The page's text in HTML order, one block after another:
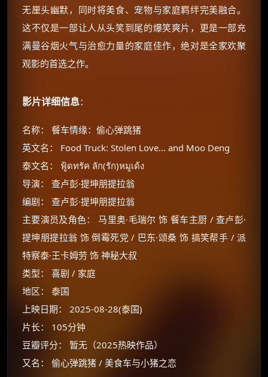
无厘头幽默，同时将美食、宠物与家庭羁绊完美融合。
这不仅是一部让人从头笑到尾的爆笑爽片，更是一部充
满曼谷烟火气与治愈力量的家庭佳作，绝对是全家欢聚
观影的首选之作。
影片详细信息：
名称： 餐车情缘：偷心弹跳猪
英文名： Food Truck: Stolen Love... and Moo Deng
泰文名： ฟู้ดทรัค ลัก(รัก)หมูเด้ง
导演： 查卢彭·提坤朋提拉翁
编剧： 查卢彭·提坤朋提拉翁
主要演员及角色： 马里奥·毛瑞尔 饰 餐车主厨 / 查卢彭·
提坤朋提拉翁 饰 倒霉死党 / 巴东·颂桑 饰 搞笑帮手 / 派
特察泰·王卡姆劳 饰 神秘大叔
类型： 喜剧 / 家庭
地区： 泰国
上映日期： 2025-08-28(泰国)
片长： 105分钟
豆瓣评分： 暂无（2025热映作品）
又名： 偷心弹跳猪 / 美食车与小猪之恋